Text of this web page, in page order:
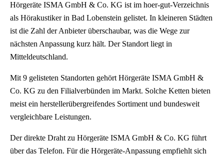
Hörgeräte ISMA GmbH & Co. KG ist im hoer-gut-Verzeichnis
als Hörakustiker in Bad Lobenstein gelistet. In kleineren Städten
ist die Zahl der Anbieter überschaubar, was die Wege zur
nächsten Anpassung kurz hält. Der Standort liegt in
Mitteldeutschland.
Mit 9 gelisteten Standorten gehört Hörgeräte ISMA GmbH &
Co. KG zu den Filialverbünden im Markt. Solche Ketten bieten
meist ein herstellerübergreifendes Sortiment und bundesweit
vergleichbare Leistungen.
Der direkte Draht zu Hörgeräte ISMA GmbH & Co. KG führt
über das Telefon. Für die Hörgeräte-Anpassung empfiehlt sich